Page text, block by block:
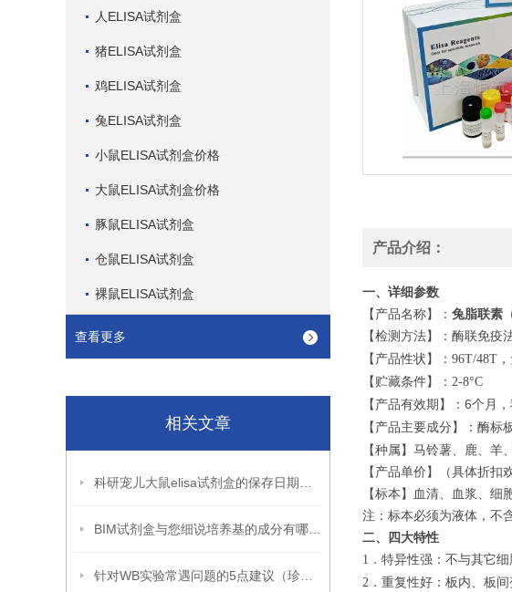
人ELISA试剂盒
猪ELISA试剂盒
鸡ELISA试剂盒
兔ELISA试剂盒
小鼠ELISA试剂盒价格
大鼠ELISA试剂盒价格
豚鼠ELISA试剂盒
仓鼠ELISA试剂盒
裸鼠ELISA试剂盒
查看更多
相关文章
产品介绍：
一、详细参数
【产品名称】： 兔脂联素
【检测方法】：酶联免疫
【产品性状】： 96T/48T
【贮藏条件】： 2-8°C
【产品有效期】：6个月
【产品主要成分】：酶标
【种属】马铃薯、鹿、
【产品单价】（具体折扣
【标本】血清、血浆、
注：标本必须为液体，不
二、四大特性
1 ．特异性强：不与其它细
2 ．重复性好：板内、板